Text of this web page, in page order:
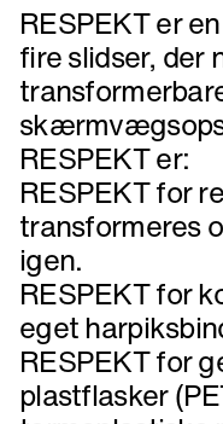
RESPEKT er
fire slidser, der
RESPEKT er:
RESPEKT for
transformeres
igen.
RESPEKT for
eget
RESPEKT for
plastflasker